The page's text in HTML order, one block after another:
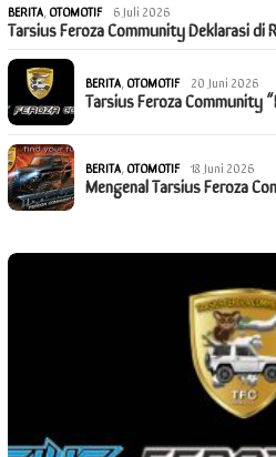
BERITA,OTOMOTIF 6 Juli 2026
Tarsius Feroza Community Deklarasi di
BERITA,OTOMOTIF 20 Juni 2026
Tarsius Feroza Community
BERITA,OTOMOTIF 18 Juni 2026
Mengenal Tarsius Feroza